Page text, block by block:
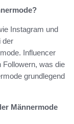
Instagram und
der
Influencer
Followern, was die
grundlegend
Männermode